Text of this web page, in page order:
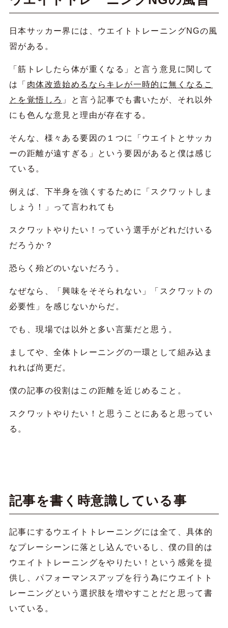
日本サッカー界には、ウエイトトレーニングNGの風
習がある。
「筋トレしたら体が重くなる」と言う意見に関して
は「 肉体改造始めるならキレが一時的に無くなるこ
とを覚悟しろ 」と言う記事でも書いたが、それ以外
にも色んな意見と理由が存在する。
そんな、様々ある要因の１つに「ウエイトとサッカ
ーの距離が遠すぎる」という要因があると僕は感じ
ている。
例えば、下半身を強くするために「スクワットしま
しょう！」って言われても
スクワットやりたい！っていう選手がどれだけいる
だろうか？
恐らく殆どのいないだろう。
なぜなら、「興味をそそられない」「スクワットの
必要性」を感じないからだ。
でも、現場では以外と多い言葉だと思う。
ましてや、全体トレーニングの一環として組み込ま
れれば尚更だ。
僕の記事の役割はこの距離を近じめること。
スクワットやりたい！と思うことにあると思ってい
る。
記事を書く時意識している事
記事にするウエイトトレーニングには全て、具体的
なプレーシーンに落とし込んでいるし、僕の目的は
ウエイトトレーニングをやりたい！という感覚を提
供し、パフォーマンスアップを行う為にウエイトト
レーニングという選択肢を増やすことだと思って書
いている。